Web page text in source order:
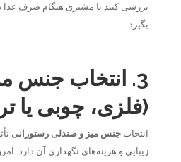
بررسی کنید تا مشتری هنگام صرف غذا
بگیرد.
3. انتخاب جنس
(فلزی، چوبی یا
انتخاب جنس میز و صندلی رستورانی
زیبایی و هزینه‌های نگهداری آن دارد.